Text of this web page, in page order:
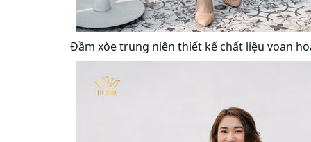
Đầm xòe trung niên thiết kế chất liệu voan